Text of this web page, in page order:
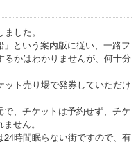
した。
という案内版に従い、一路フ
かはわかりませんが、何十分
ト売り場で発券していただけ
、チケットは予約せず、チケ
せん。
時間眠らない街ですので、有